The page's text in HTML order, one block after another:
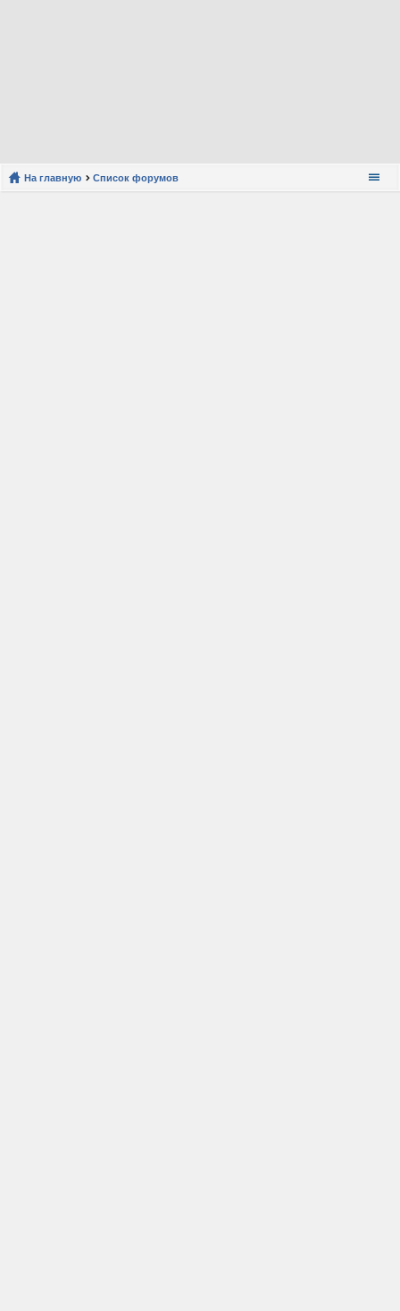
На главную Список форумов